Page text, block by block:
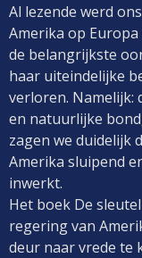
Al lezende werd
Amerika op Europa
de belangrijkste
haar uiteindelijke
verloren. Namelijk:
en natuurlijke
zagen we duidelijk
Amerika sluipend
inwerkt.
Het boek De
regering van
deur naar vrede te